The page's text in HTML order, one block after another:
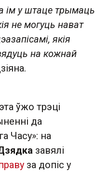
ім у штаце трымаць
не могуць нават
якія
на кожнай
ўжо трэці
да
Часу»: на
завялі
за допіс у